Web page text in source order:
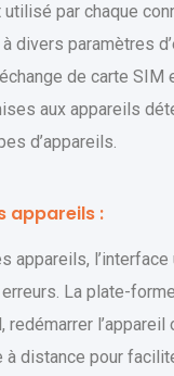
par chaque
divers paramètres
de carte
aux appareils
d’appareils.
appareils :
appareils,
La plate-
redémarrer
distance pour